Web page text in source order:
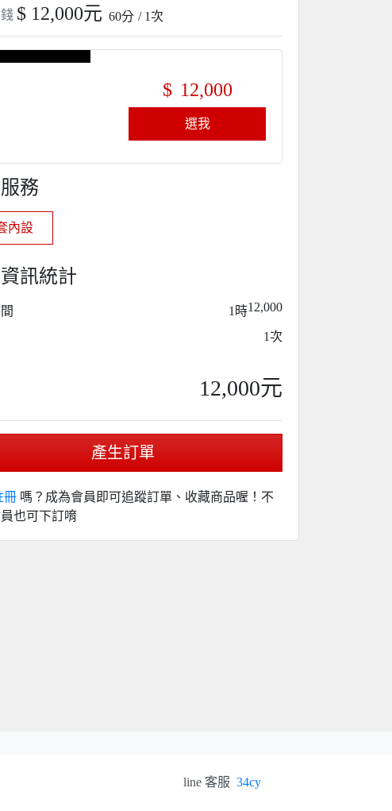
$ 12,000元 60分 / 1次
$ 12,000
選我
務
內設
訊統計
12,000
1時
1次
12,000元
產生訂單
冊 嗎？成為會員即可追蹤訂單、收藏商品喔！不
也可下訂唷
line 客服 34cy